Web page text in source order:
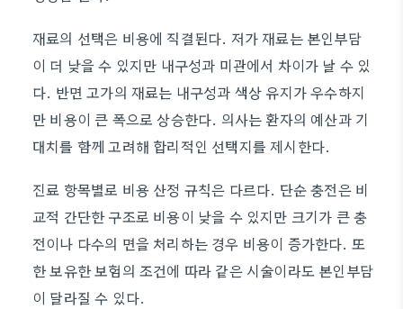
재료의 선택은 비용에 직결된다. 저가 재료는 본인부담
이 더 낮을 수 있지만 내구성과 미관에서 차이가 날 수 있
다. 반면 고가의 재료는 내구성과 색상 유지가 우수하지
만 비용이 큰 폭으로 상승한다. 의사는 환자의 예산과 기
대치를 함께 고려해 합리적인 선택지를 제시한다.
진료 항목별로 비용 산정 규칙은 다르다. 단순 충전은 비
교적 간단한 구조로 비용이 낮을 수 있지만 크기가 큰 충
전이나 다수의 면을 처리하는 경우 비용이 증가한다. 또
한 보유한 보험의 조건에 따라 같은 시술이라도 본인부담
이 달라질 수 있다.